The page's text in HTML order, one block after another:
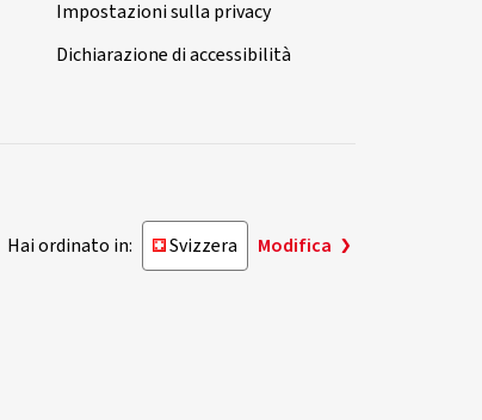
Impostazioni sulla privacy
Dichiarazione di accessibilità
Hai ordinato in: Svizzera Modifica